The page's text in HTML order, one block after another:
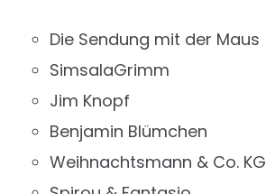
Die Sendung mit der Maus
SimsalaGrimm
Jim Knopf
Benjamin Blümchen
Weihnachtsmann & Co. KG